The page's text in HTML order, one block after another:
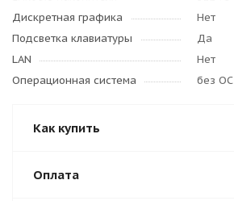
Дискретная графика
Нет
Подсветка клавиатуры
Да
LAN
Нет
Операционная система
без ОС
Как купить
Оплата